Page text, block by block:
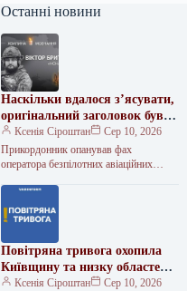
Останні новини
Наскільки вдалося з’ясувати,
оригінальний заголовок був
“Пам’яті штаб-сержанта
Віктора Бриткару (позивний
«Монах»)”. Ось варіант
Віктора Бриткару «Монаха»
Ксенія Сіроштан
Сер 10, 2026
Прикордонник опанував фах
оператора безпілотних авіаційних
народився 15 липня 1993 року в
Одеській області, у селі Любашівка.…
Повітряна тривога охопила
Київщину та низку областей
через загрозу балістичних
Ксенія Сіроштан
Сер 10, 2026